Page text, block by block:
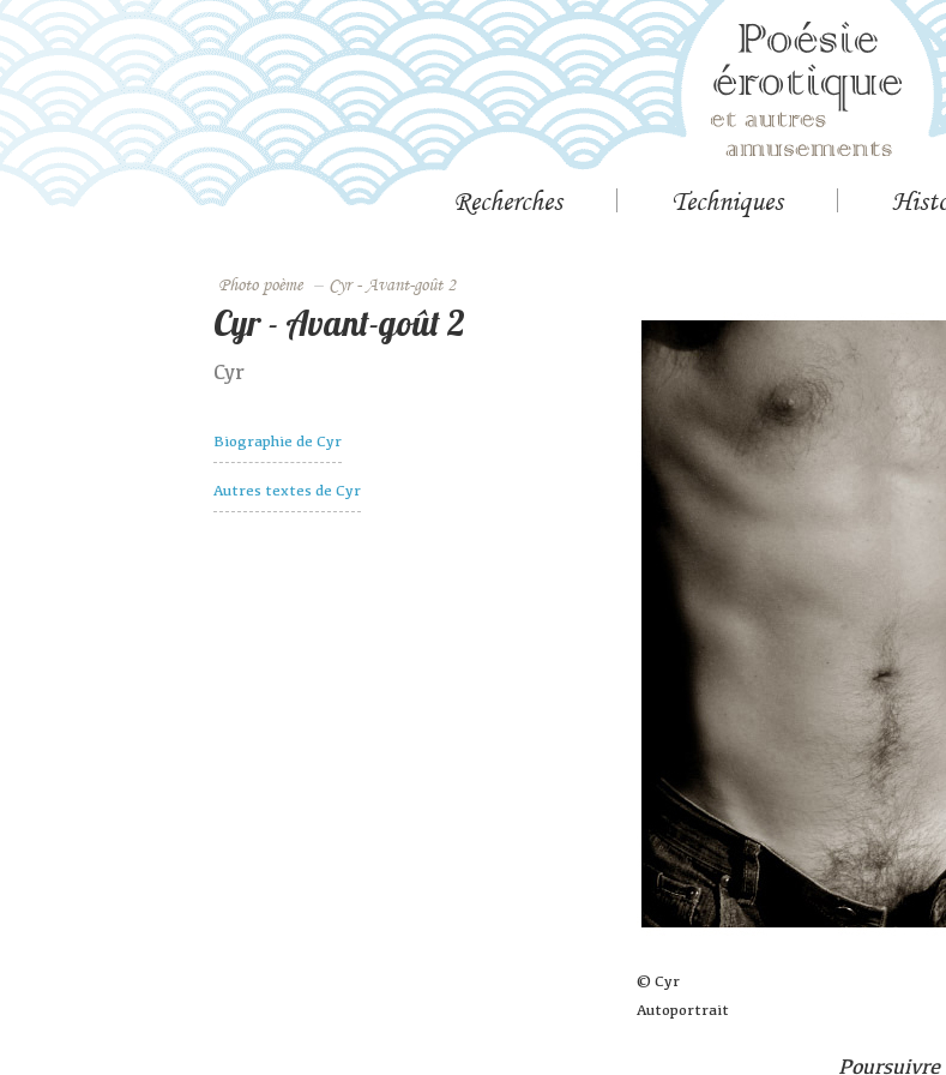
Recherches Techniques
Photo poème – Cyr - Avant-goût 2
Cyr - Avant-goût 2
Cyr
Biographie de Cyr
Autres textes de Cyr
© Cyr
Autoportrait